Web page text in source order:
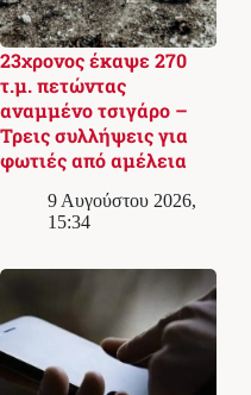
23χρονος έκαψε 270
τ.μ. πετώντας
αναμμένο τσιγάρο –
Τρεις συλλήψεις για
φωτιές από αμέλεια
9 Αυγούστου 2026,
15:34